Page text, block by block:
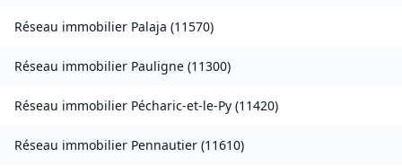
Réseau immobilier Palaja (11570)
Réseau immobilier Pauligne (11300)
Réseau immobilier Pécharic-et-le-Py (11420)
Réseau immobilier Pennautier (11610)